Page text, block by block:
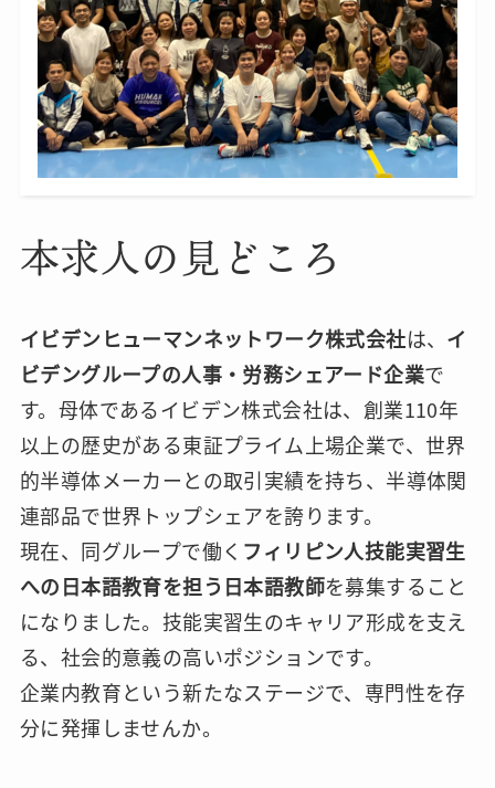
本求人の見どころ
イビデンヒューマンネットワーク株式会社は、 イ
ビデングループの人事・労務シェアード企業で
す。母体であるイビデン株式会社は、創業110年
以上の歴史がある東証プライム上場企業で、世界
的半導体メーカーとの取引実績を持ち、半導体関
連部品で世界トップシェアを誇ります。
現在、同グループで働く フィリピン人技能実習生
への日本語教育を担う日本語教師を募集すること
になりました。技能実習生のキャリア形成を支え
る、社会的意義の高いポジションです。
企業内教育という新たなステージで、専門性を存
分に発揮しませんか。